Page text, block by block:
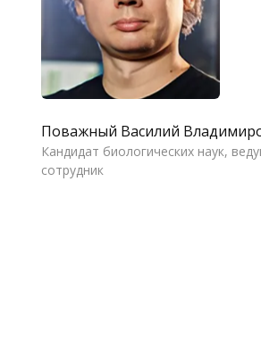
Поважный Василий
Кандидат биологических наук,
сотрудник